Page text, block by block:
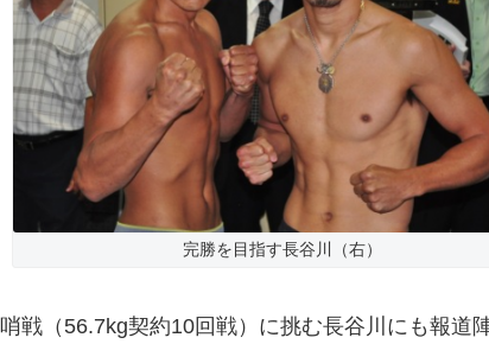
完勝を目指す長谷川（右）
戦（56.7kg契約10回戦）に挑む長谷川にも報道